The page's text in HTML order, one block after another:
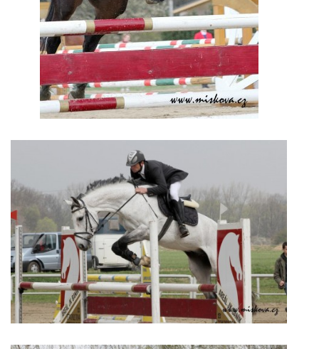
VELKÝ PÁTEK-18.4 KROUŽEK BUDE NORMÁLNĚ PROBÍHAT
PODZIMNÍ BRIGÁDA 4.10.2025
PRAZDNINOVÝ KROUŽEK
© 2026 eStránky.cz